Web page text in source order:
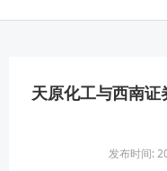
天原化工与西南
发布时间: